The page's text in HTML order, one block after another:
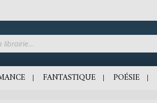
FANTASTIQUE POÉSIE